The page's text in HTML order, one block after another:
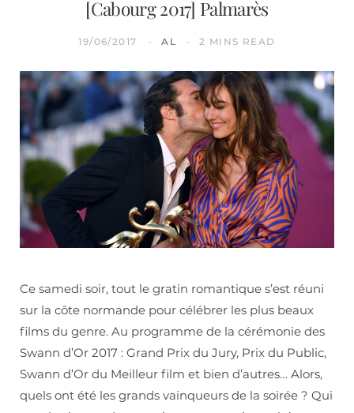
[Cabourg 2017] Palmarès
19/06/2017 AL 2 MINS READ
Ce samedi soir, tout le gratin romantique s’est réuni
sur la côte normande pour célébrer les plus beaux
films du genre. Au programme de la cérémonie des
Swann d’Or 2017 : Grand Prix du Jury, Prix du Public,
Swann d’Or du Meilleur film et bien d’autres… Alors,
quels ont été les grands vainqueurs de la soirée ? Qui